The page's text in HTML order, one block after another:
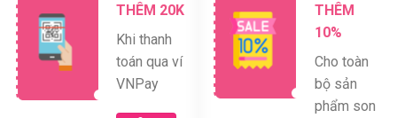
THÊM 20K
Khi thanh
toán qua ví
VNPay
THÊM
10%
Cho toàn
bộ sản
phẩm son